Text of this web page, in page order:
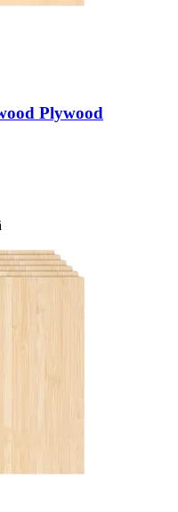
Plywood